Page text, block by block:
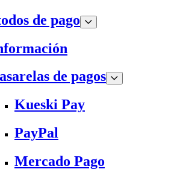
de pago
de pagos
Kueski Pay
PayPal
Mercado Pago